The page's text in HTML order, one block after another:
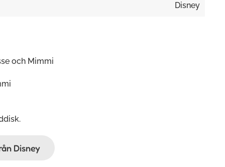
Disney
och Mimmi
Disney